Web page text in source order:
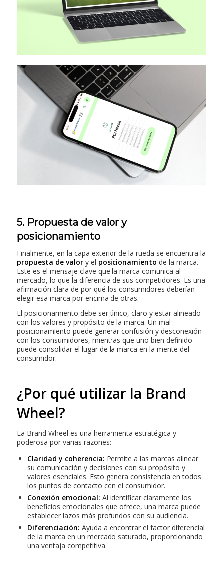
5. Propuesta de valor y
posicionamiento
Finalmente, en la capa exterior de la rueda se encuentra la
propuesta de valory el posicionamiento de la marca.
Este es el mensaje clave que la marca comunica al
mercado, lo que la diferencia de sus competidores. Es una
afirmación clara de por qué los consumidores deberían
elegir esa marca por encima de otras.
El posicionamiento debe ser único, claro y estar alineado
con los valores y propósito de la marca. Un mal
posicionamiento puede generar confusión y desconexión
con los consumidores, mientras que uno bien definido
puede consolidar el lugar de la marca en la mente del
consumidor.
¿Por qué utilizar la Brand
Wheel?
La Brand Wheel es una herramienta estratégica y
poderosa por varias razones:
Claridad y coherencia: Permite a las marcas alinear
su comunicación y decisiones con su propósito y
valores esenciales. Esto genera consistencia en todos
los puntos de contacto con el consumidor.
Conexión emocional: Al identificar claramente los
beneficios emocionales que ofrece, una marca puede
establecer lazos más profundos con su audiencia.
Diferenciación: Ayuda a encontrar el factor diferencial
de la marca en un mercado saturado, proporcionando
una ventaja competitiva.